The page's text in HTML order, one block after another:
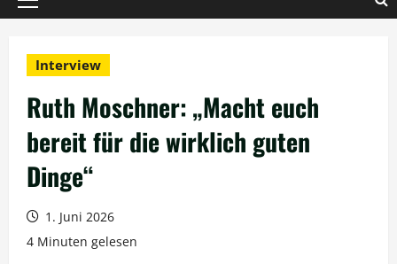
Primäres
Interview
Ruth Moschner: „Macht euch
bereit für die wirklich guten
Dinge“
1. Juni 2026
4 Minuten gelesen